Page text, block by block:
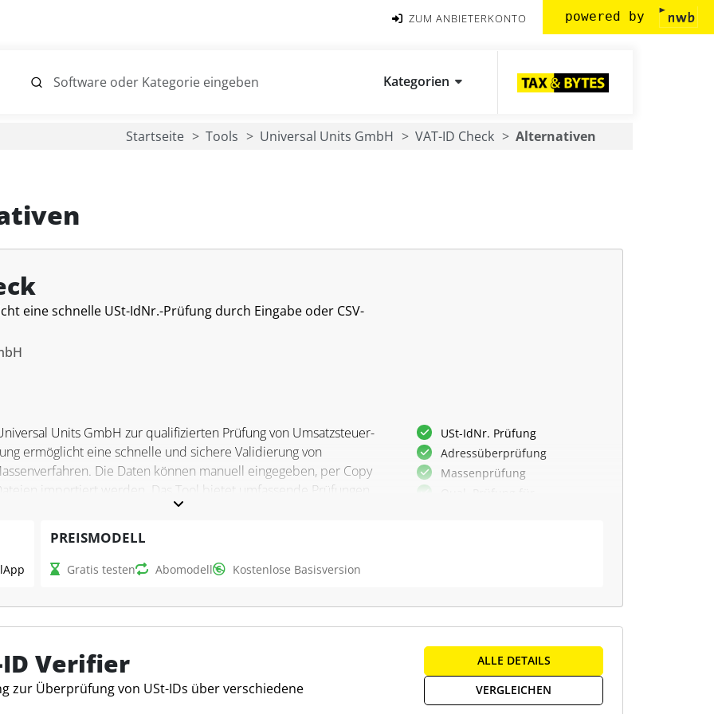
ZUM ANBIETERKONTO powered by
Kategorien
Startseite Tools Universal Units GmbH VAT-ID Check Alternativen
eine schnelle USt-IdNr.-Prüfung durch Eingabe oder CSV-
Units GmbH zur qualifizierten Prüfung von Umsatzsteuer-
ermöglicht eine schnelle und sichere Validierung von
Die Daten können manuell eingegeben, per Copy
importiert werden. Das Tool bietet umfassende Prüfungen,
Umsatzsteuer-Identifikationsnummern sowie einer
unterstützt es die Adressprüfung zur Bereinigung
von der benutzerfreundlichen Bedienung und der
Bundeszentralamt für Steuern (BZSt) zu erhalten.
USt-IdNr. Prüfung
Adressüberprüfung
Massenprüfung
App
PREISMODELL
Gratis testen Abomodell Kostenlose Basisversion
ID Verifier
zur Überprüfung von USt-IDs über verschiedene
ALLE DETAILS
VERGLEICHEN